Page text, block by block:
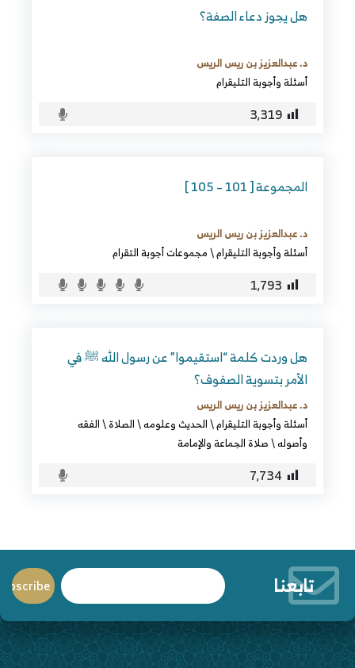
هل يجوز دعاء الصفة؟
د. عبدالعزيز بن ريس الريس
أسئلة وأجوبة التليقرام
3٬319
المجموعة [ 101 – 105 ]
د. عبدالعزيز بن ريس الريس
أسئلة وأجوبة التليقرام\مجموعات أجوبة التقرام
1٬793
هل وردت كلمة “استقيموا” عن رسول الله ﷺ في
الأمر بتسوية الصفوف؟
د. عبدالعزيز بن ريس الريس
أسئلة وأجوبة التليقرام\الحديث وعلومه\الصلاة\الفقه
وأصوله\صلاة الجماعة والإمامة
7٬734
تابعنا